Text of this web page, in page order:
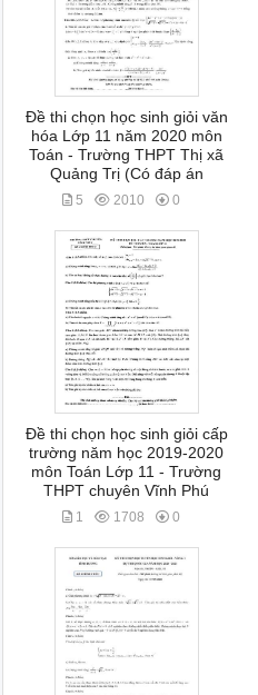
Đề thi chọn học sinh giỏi văn
hóa Lớp 11 năm 2020 môn
Toán - Trường THPT Thị xã
Quảng Trị (Có đáp án
5 2010 0
Đề thi chọn học sinh giỏi cấp
trường năm học 2019-2020
môn Toán Lớp 11 - Trường
THPT chuyên Vĩnh Phú
1 1708 0